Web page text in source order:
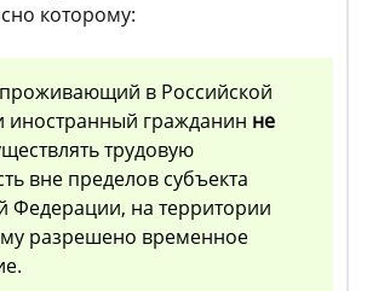
которому:
в Российской
иностранный гражданин не
трудовую
вне пределов субъекта
Федерации, на территории
разрешено временное